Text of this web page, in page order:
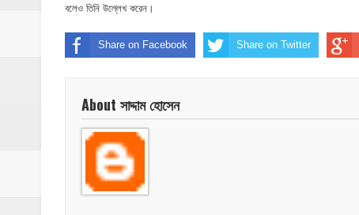
বলেও তিনি উল্লেখ করেন।
Share on Facebook Share on Twitter
About সাদ্দাম হোসেন